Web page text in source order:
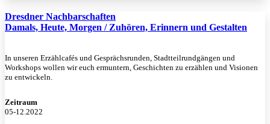
Dresdner Nachbarschaften
Damals, Heute, Morgen / Zuhören, Erinnern und Gestalten
In unseren Erzählcafés und Gesprächsrunden, Stadtteilrundgängen und
Workshops wollen wir euch ermuntern, Geschichten zu erzählen und Visionen
zu entwickeln.
Zeitraum
05-12.2022